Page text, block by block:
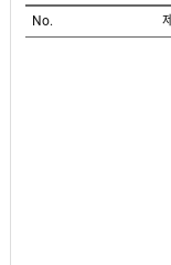
No.